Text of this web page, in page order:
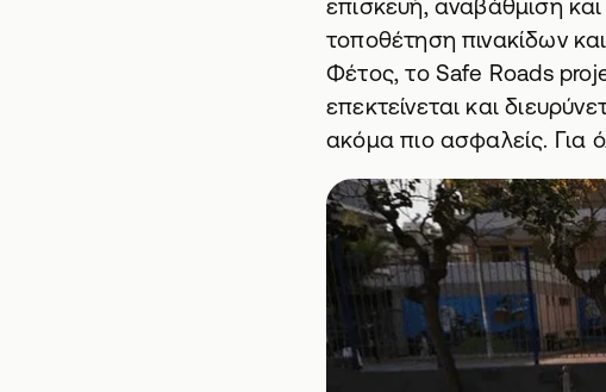
επισκευή, αναβάθμιση
τοποθέτηση πινακίδων
Φέτος, το Safe Roads
επεκτείνεται και
ακόμα πιο ασφαλείς. Για